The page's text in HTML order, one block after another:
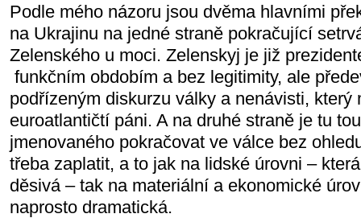
Podle mého názoru jsou dvěma hlavními
na Ukrajinu na jedné straně pokračující
Zelenského u moci. Zelenskyj je již
funkčním obdobím a bez legitimity, ale
podřízeným diskurzu války a nenávisti,
euroatlantičtí páni. A na druhé straně je tu
jmenovaného pokračovat ve válce bez
třeba zaplatit, a to jak na lidské úrovni –
děsivá – tak na materiální a ekonomické
naprosto dramatická.